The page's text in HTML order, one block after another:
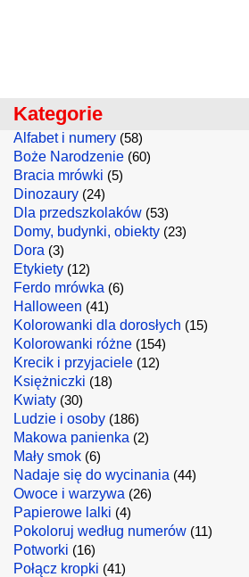
Kategorie
Alfabet i numery (58)
Boże Narodzenie (60)
Bracia mrówki (5)
Dinozaury (24)
Dla przedszkolaków (53)
Domy, budynki, obiekty (23)
Dora (3)
Etykiety (12)
Ferdo mrówka (6)
Halloween (41)
Kolorowanki dla dorosłych (15)
Kolorowanki różne (154)
Krecik i przyjaciele (12)
Księżniczki (18)
Kwiaty (30)
Ludzie i osoby (186)
Makowa panienka (2)
Mały smok (6)
Nadaje się do wycinania (44)
Owoce i warzywa (26)
Papierowe lalki (4)
Pokoloruj według numerów (11)
Potworki (16)
Połącz kropki (41)